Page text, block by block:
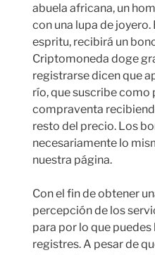
abuela africana, un
con una lupa de
espritu, recibirá un
Criptomoneda doge
registrarse dicen que
río, que suscribe
compraventa
resto del precio. Los
necesariamente lo
nuestra página.
Con el fin de obtener
percepción de los
para por lo que
registres. A pesar de